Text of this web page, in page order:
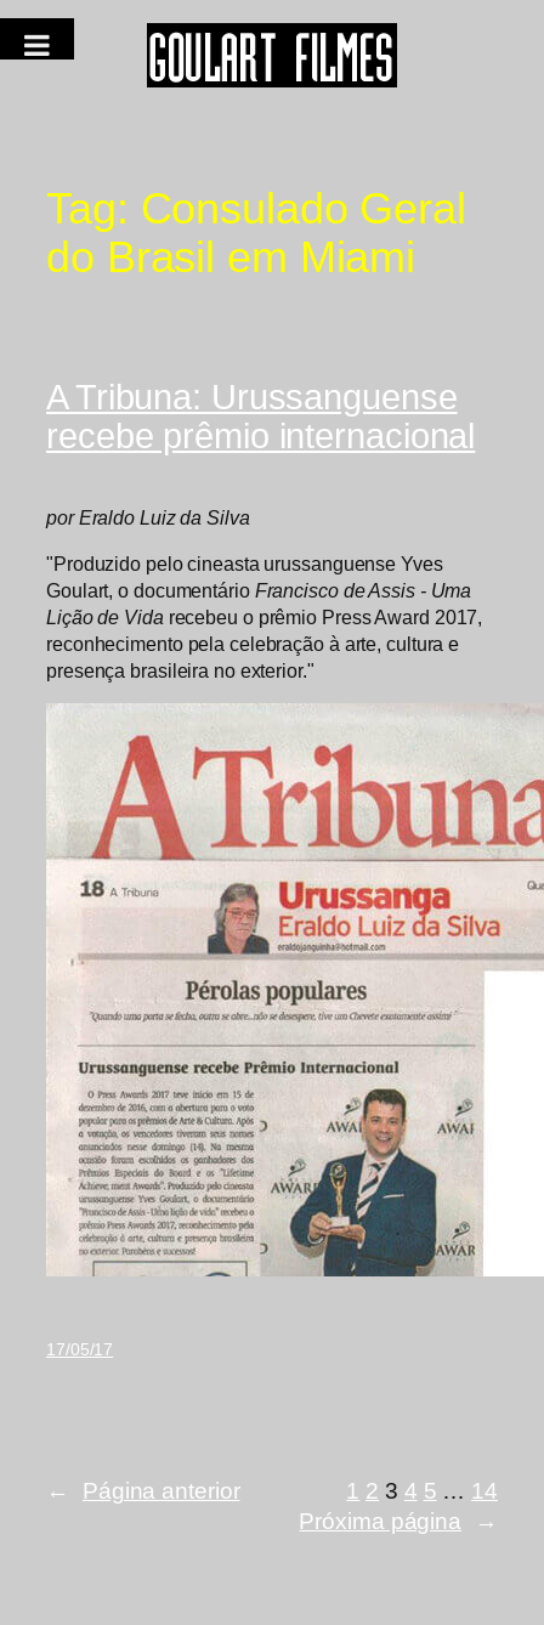
Tag: Consulado Geral
do Brasil em Miami
A Tribuna: Urussanguense
recebe prêmio internacional
por Eraldo Luiz da Silva
"Produzido pelo cineasta urussanguense Yves
Goulart, o documentário Francisco de Assis - Uma
Lição de Vida recebeu o prêmio Press Award 2017,
reconhecimento pela celebração à arte, cultura e
presença brasileira no exterior."
17/05/17
← Página anterior 1 2 3 4 5 … 14
Próxima página
→